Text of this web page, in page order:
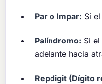
Par o Impar: Si
Palíndromo: Si
adelante hacia
Repdigit (Dígito